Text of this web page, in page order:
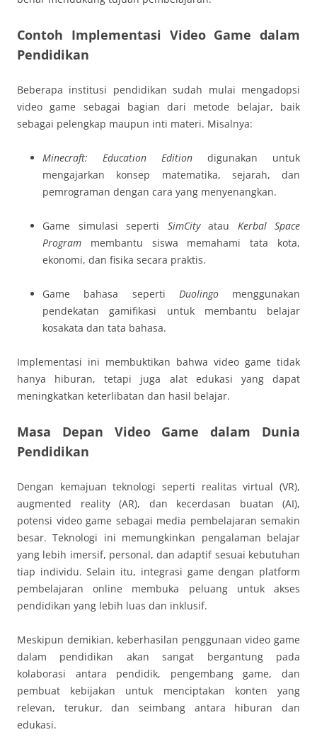
Contoh Implementasi Video Game dalam
Pendidikan
Beberapa institusi pendidikan sudah mulai mengadopsi
video game sebagai bagian dari metode belajar, baik
sebagai pelengkap maupun inti materi. Misalnya:
Minecraft: Education Edition digunakan untuk
mengajarkan konsep matematika, sejarah, dan
pemrograman dengan cara yang menyenangkan.
Game simulasi seperti SimCityatau Kerbal Space
Program membantu siswa memahami tata kota,
ekonomi, dan fisika secara praktis.
Game bahasa seperti Duolingomenggunakan
pendekatan gamifikasi untuk membantu belajar
kosakata dan tata bahasa.
Implementasi ini membuktikan bahwa video game tidak
hanya hiburan, tetapi juga alat edukasi yang dapat
meningkatkan keterlibatan dan hasil belajar.
Masa Depan Video Game dalam Dunia
Pendidikan
Dengan kemajuan teknologi seperti realitas virtual (VR),
augmented reality (AR), dan kecerdasan buatan (AI),
potensi video game sebagai media pembelajaran semakin
besar. Teknologi ini memungkinkan pengalaman belajar
yang lebih imersif, personal, dan adaptif sesuai kebutuhan
tiap individu. Selain itu, integrasi game dengan platform
pembelajaran online membuka peluang untuk akses
pendidikan yang lebih luas dan inklusif.
Meskipun demikian, keberhasilan penggunaan video game
dalam pendidikan akan sangat bergantung pada
kolaborasi antara pendidik, pengembang game, dan
pembuat kebijakan untuk menciptakan konten yang
relevan, terukur, dan seimbang antara hiburan dan
edukasi.